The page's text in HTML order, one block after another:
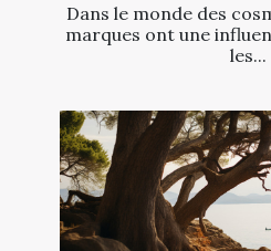
Dans le monde des
marques ont une
les...